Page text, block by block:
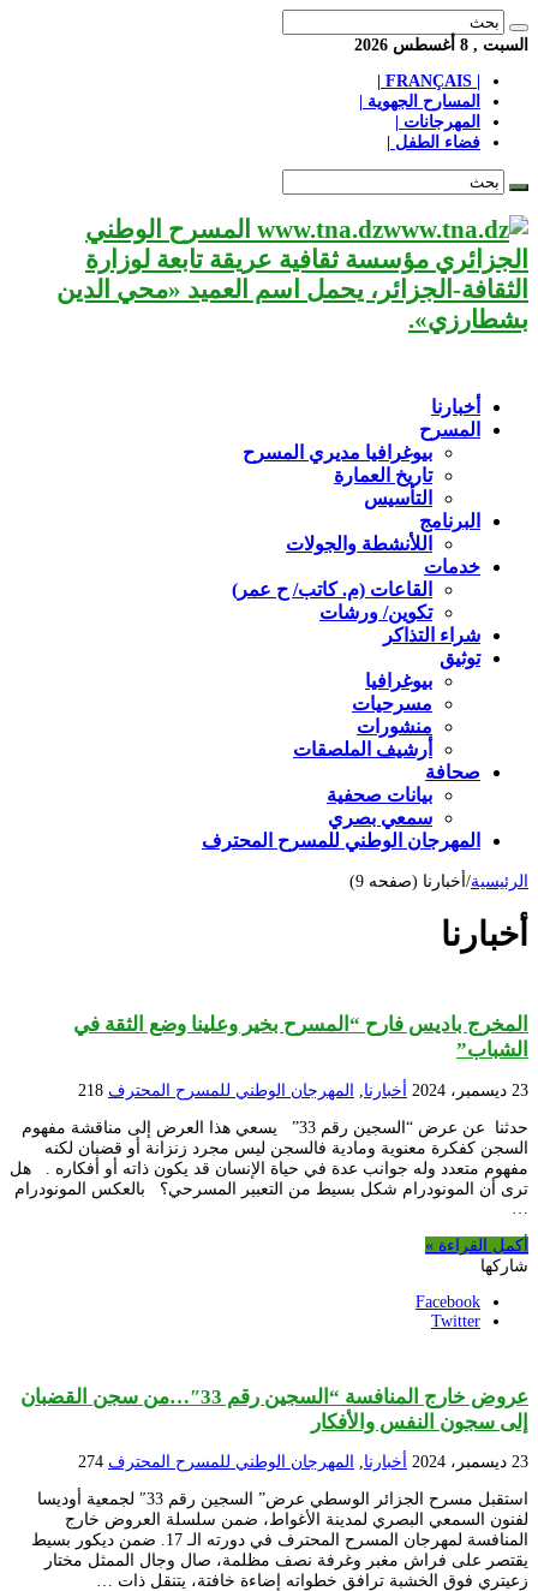
السبت , 8 أغسطس 2026
المسارح الجهوية |
المهرجانات |
فضاء الطفل |
www.tna.dz المسرح الوطني
الجزائري مؤسسة ثقافية عريقة تابعة لوزارة
الثقافة-الجزائر، يحمل اسم العميد «محي الدين
بشطارزي».
أخبارنا
المسرح
بيوغرافيا مديري المسرح
تاريخ العمارة
التأسيس
البرنامج
اللأنشطة والجولات
خدمات
القاعات (م. كاتب/ ح عمر)
تكوين/ ورشات
شراء التذاكر
توثيق
بيوغرافيا
مسرحيات
منشورات
أرشيف الملصقات
صحافة
بيانات صحفية
سمعي بصري
المهرجان الوطني للمسرح المحترف
الرئيسية/ أخبارنا (صفحه 9)
أخبارنا
المخرج باديس فارح “المسرح بخير وعلينا وضع الثقة في
الشباب”
23 ديسمبر، 2024 أخبارنا المهرجان الوطني للمسرح المحترف 218
حدثنا عن عرض “السجين رقم 33” يسعي هذا العرض إلى مناقشة مفهوم
السجن كفكرة معنوية ومادية فالسجن ليس مجرد زنزانة أو قضبان لكنه
مفهوم متعدد وله جوانب عدة في حياة الإنسان قد يكون ذاته أو أفكاره . هل
ترى أن المونودرام شكل بسيط من التعبير المسرحي؟ بالعكس المونودرام
أكمل القراءة »
شاركها
Facebook
Twitter
عروض خارج المنافسة “السجين رقم 33″…من سجن القضبان
إلى سجون النفس والأفكار
23 ديسمبر، 2024 أخبارنا المهرجان الوطني للمسرح المحترف 274
استقبل مسرح الجزائر الوسطي عرض” السجين رقم 33″ لجمعية أوديسا
لفنون السمعي البصري لمدينة الأغواط، ضمن سلسلة العروض خارج
المنافسة لمهرجان المسرح المحترف في دورته الـ 17. ضمن ديكور بسيط
يقتصر على فراش مغبر وغرفة نصف مظلمة، صال وجال الممثل مختار
زعيتري فوق الخشبة ترافق خطواته إضاءة خافتة، يتنقل ذات …